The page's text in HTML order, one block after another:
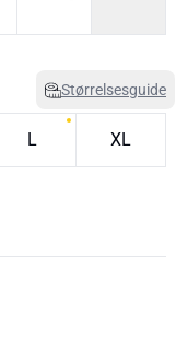
Størrelsesguide
L XL